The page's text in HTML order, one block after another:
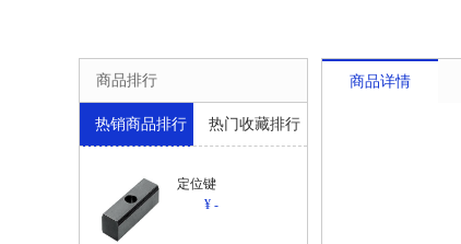
商品排行
热销商品排行 热门收藏排行
定位键
¥ -
商品详情